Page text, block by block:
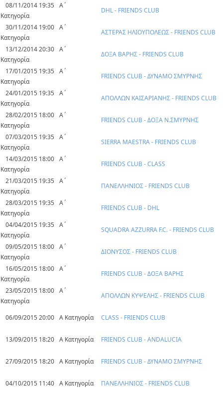
08/11/2014 19:35 Α΄
Κατηγορία
DHL - FRIENDS CLUB
30/11/2014 19:00 Α΄
Κατηγορία
ΑΣΤΕΡΑΣ ΗΛΙΟΥΠΟΛΕΩΣ - FRIENDS CLUB
13/12/2014 20:30 Α΄
Κατηγορία
ΔΟΞΑ ΒΑΡΗΣ - FRIENDS CLUB
17/01/2015 19:35 Α΄
Κατηγορία
FRIENDS CLUB - ΔΥΝΑΜΟ ΣΜΥΡΝΗΣ
24/01/2015 19:35 Α΄
Κατηγορία
ΑΠΟΛΛΩΝ ΚΑΙΣΑΡΙΑΝΗΣ - FRIENDS CLUB
28/02/2015 18:00 Α΄
Κατηγορία
FRIENDS CLUB - ΔΟΞΑ Ν.ΣΜΥΡΝΗΣ
07/03/2015 19:35 Α΄
Κατηγορία
SIERRA MAESTRA - FRIENDS CLUB
14/03/2015 18:00 Α΄
Κατηγορία
FRIENDS CLUB - CLASS
21/03/2015 19:35 Α΄
Κατηγορία
ΠΑΝΕΛΛΗΝΙΟΣ - FRIENDS CLUB
28/03/2015 19:35 Α΄
Κατηγορία
FRIENDS CLUB - DHL
04/04/2015 19:35 Α΄
Κατηγορία
SQUADRA AZZURRA F.C. - FRIENDS CLUB
09/05/2015 18:00 Α΄
Κατηγορία
ΔΙΟΝΥΣΟΣ - FRIENDS CLUB
16/05/2015 18:00 Α΄
Κατηγορία
FRIENDS CLUB - ΔΟΞΑ ΒΑΡΗΣ
23/05/2015 18:00 Α΄
Κατηγορία
ΑΠΟΛΛΩΝ ΚΥΨΕΛΗΣ - FRIENDS CLUB
06/09/2015 20:00 Α Κατηγορία CLASS - FRIENDS CLUB
13/09/2015 18:20 Α Κατηγορία FRIENDS CLUB - ANDALUCIA
27/09/2015 18:20 Α Κατηγορία FRIENDS CLUB - ΔΥΝΑΜΟ ΣΜΥΡΝΗΣ
04/10/2015 11:40 Α Κατηγορία ΠΑΝΕΛΛΗΝΙΟΣ - FRIENDS CLUB